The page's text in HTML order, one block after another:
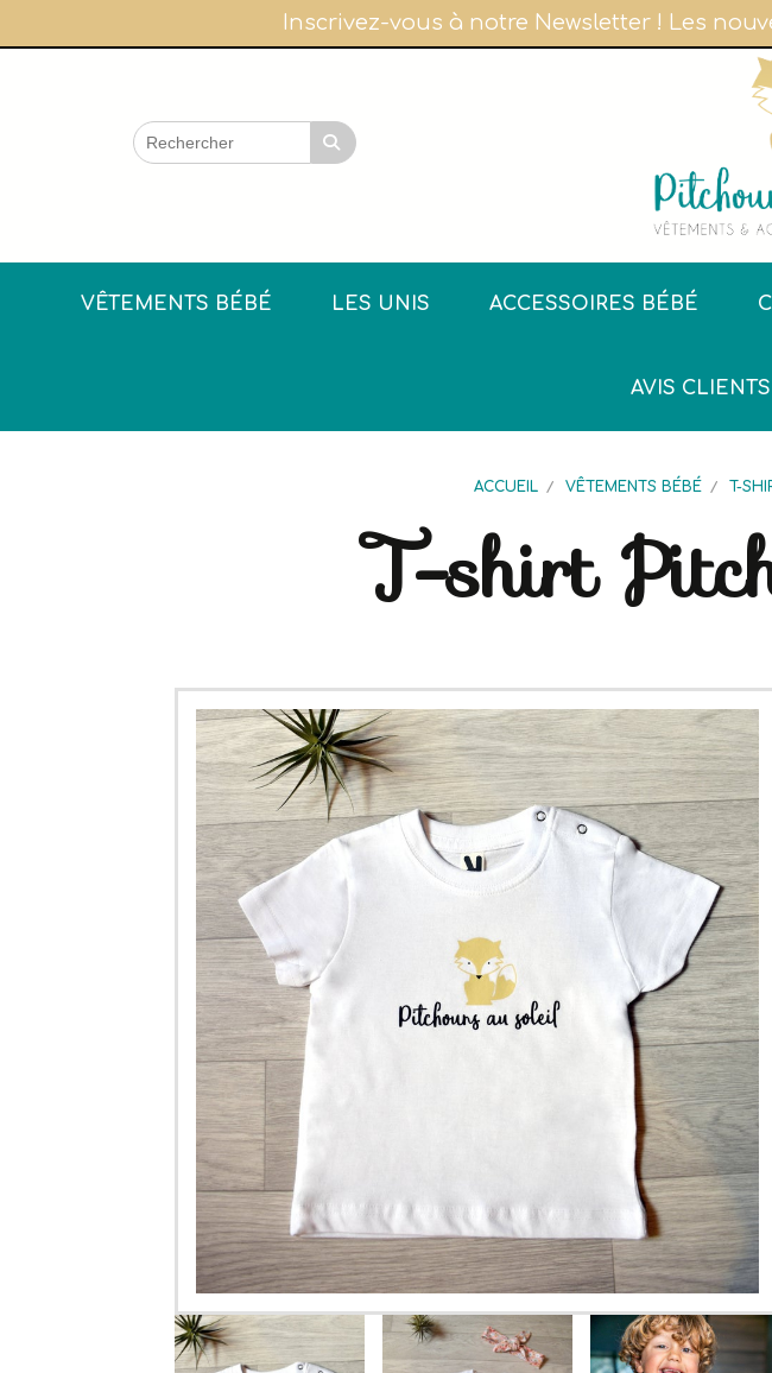
Inscrivez-vous à notre Newsletter ! Les
VÊTEMENTS BÉBÉ LES UNIS ACCESSOIRES BÉBÉ
AVIS CLIENTS
ACCUEIL VÊTEMENTS BÉBÉ T-
T-shirt